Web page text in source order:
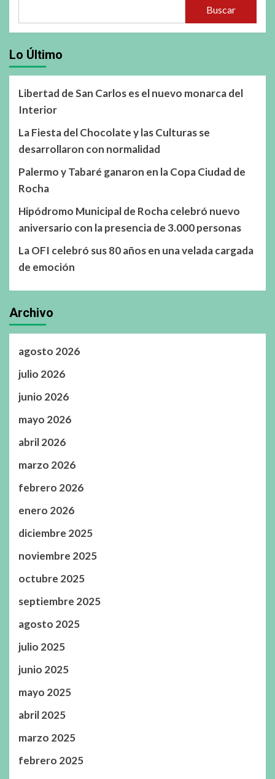
Buscar
Lo Último
Libertad de San Carlos es el nuevo monarca del
Interior
La Fiesta del Chocolate y las Culturas se
desarrollaron con normalidad
Palermo y Tabaré ganaron en la Copa Ciudad de
Rocha
Hipódromo Municipal de Rocha celebró nuevo
aniversario con la presencia de 3.000 personas
La OFI celebró sus 80 años en una velada cargada
de emoción
Archivo
agosto 2026
julio 2026
junio 2026
mayo 2026
abril 2026
marzo 2026
febrero 2026
enero 2026
diciembre 2025
noviembre 2025
octubre 2025
septiembre 2025
agosto 2025
julio 2025
junio 2025
mayo 2025
abril 2025
marzo 2025
febrero 2025